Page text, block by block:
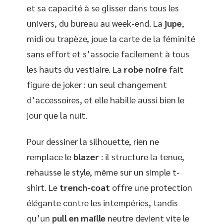
et sa capacité à se glisser dans tous les
univers, du bureau au week-end. La jupe,
midi ou trapèze, joue la carte de la féminité
sans effort et s’associe facilement à tous
les hauts du vestiaire. La robe noire fait
figure de joker : un seul changement
d’accessoires, et elle habille aussi bien le
jour que la nuit.
Pour dessiner la silhouette, rien ne
remplace le blazer : il structure la tenue,
rehausse le style, même sur un simple t-
shirt. Le trench-coat offre une protection
élégante contre les intempéries, tandis
qu’un pull en maille neutre devient vite le